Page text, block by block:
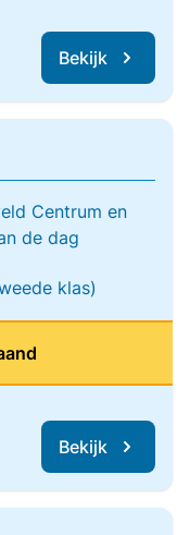
Bekijk
Centrum en
de dag
klas)
Bekijk